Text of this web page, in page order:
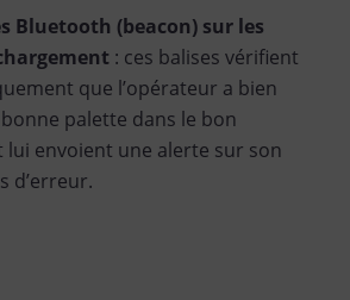
Bluetooth (beacon) sur les
: ces balises vérifient
que l’opérateur a bien
palette dans le bon
lui envoient une alerte sur son
d’erreur.